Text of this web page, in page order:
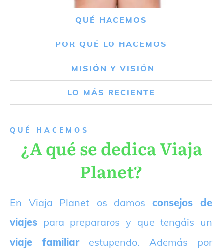
QUÉ HACEMOS
POR QUÉ LO HACEMOS
MISIÓN Y VISIÓN
LO MÁS RECIENTE
QUÉ HACEMOS
¿A qué se dedica Viaja
Planet?
En Viaja Planet os damos consejos de
viajes para prepararos y que tengáis un
viaje familiarestupendo. Además por